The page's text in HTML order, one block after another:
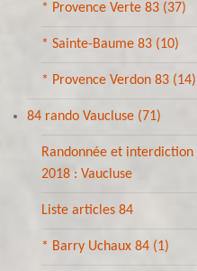
* Provence Verte 83 (37)
* Sainte-Baume 83 (10)
* Provence Verdon 83 (14)
84 rando Vaucluse (71)
Randonnée et
2018 : Vaucluse
Liste articles 84
* Barry Uchaux 84 (1)